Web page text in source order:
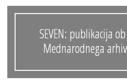
SEVEN: publikacija
Mednarodnega